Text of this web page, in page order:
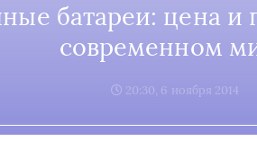
батареи: цена и
современном
20:30, 6 ноября 2014